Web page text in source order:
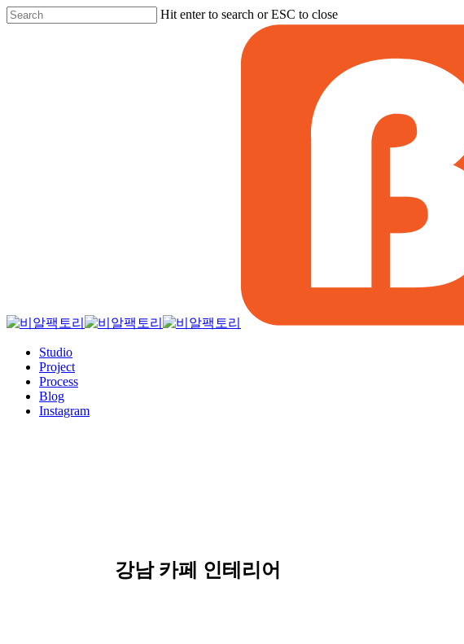
Skip
to
Hit enter to search or ESC to close
Menu
Studio
Project
Process
Blog
Instagram
강남 카페 인테리어